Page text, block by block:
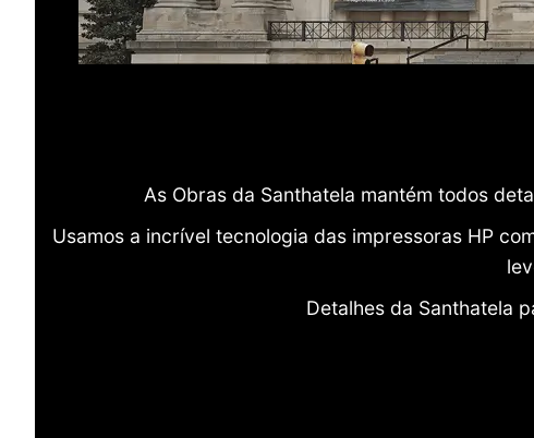
As Obras da Santhatela mantém todos
Usamos a incrível tecnologia das impressoras HP
Detalhes da Santhatela